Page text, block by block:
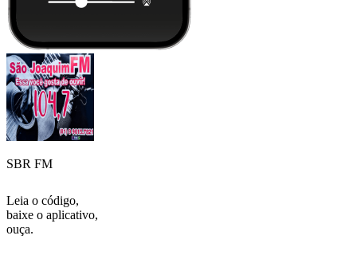
SBR FM
Leia o código,
baixe o aplicativo,
ouça.